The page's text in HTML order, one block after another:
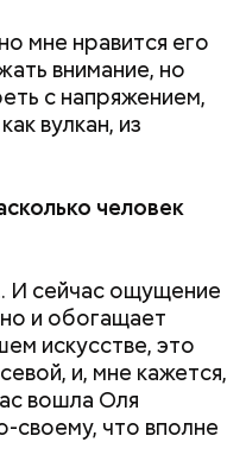
мне нравится его
внимание, но
с напряжением,
вулкан, из
человек
И сейчас ощущение
и обогащает
искусстве, это
и, мне кажется,
вошла Оля
своему, что вполне